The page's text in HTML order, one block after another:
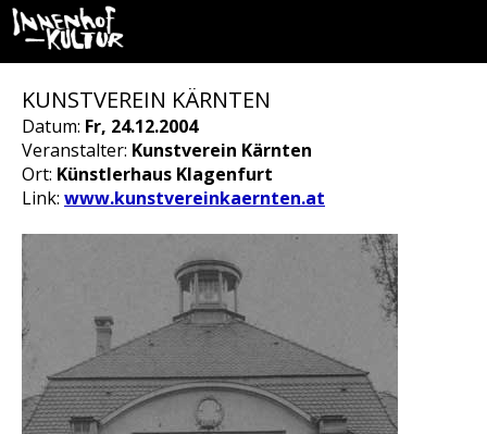
KUNSTVEREIN KÄRNTEN
Datum: Fr, 24.12.2004
Veranstalter: Kunstverein Kärnten
Ort: Künstlerhaus Klagenfurt
Link: www.kunstvereinkaernten.at